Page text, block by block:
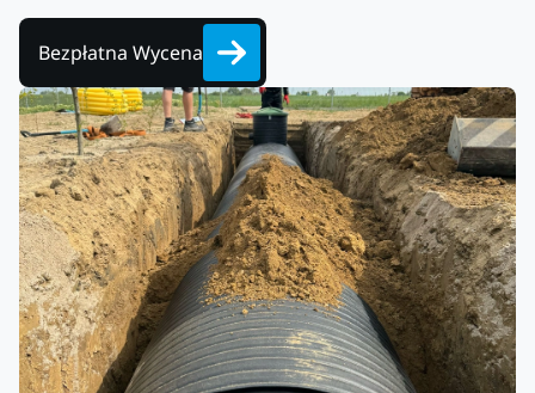
Bezpłatna Wycena